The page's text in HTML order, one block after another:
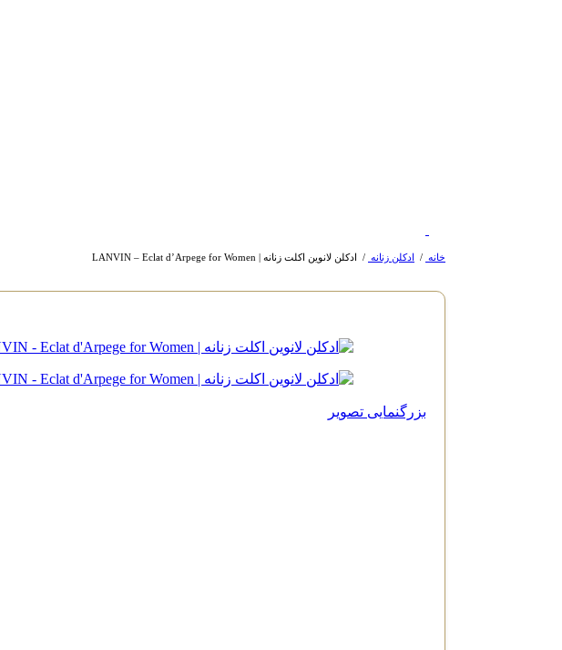
خانه / ادکلن زنانه / ادکلن لانوین اکلت زنانه | LANVIN – Eclat d’Arpege for Women
بزرگنمایی تصویر